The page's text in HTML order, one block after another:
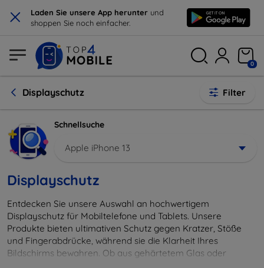
× Laden Sie unsere App herunter und
shoppen Sie noch einfacher.
0
Displayschutz Filter
Schnellsuche
Apple iPhone 13
Displayschutz
Entdecken Sie unsere Auswahl an hochwertigem
Displayschutz für Mobiltelefone und Tablets. Unsere
Produkte bieten ultimativen Schutz gegen Kratzer, Stöße
und Fingerabdrücke, während sie die Klarheit Ihres
Bildschirms bewahren. Ob aus gehärtetem Glas oder